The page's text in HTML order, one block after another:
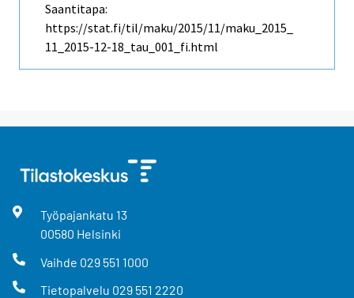
Saantitapa:
https://stat.fi/til/maku/2015/11/maku_2015_
11_2015-12-18_tau_001_fi.html
Työpajankatu 13
00580 Helsinki
Vaihde 029 551 1000
Tietopalvelu 029 551 2220